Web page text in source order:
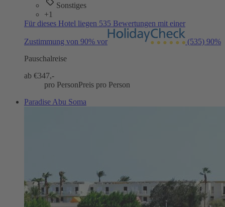
Sonstiges
+1
Für dieses Hotel liegen 535 Bewertungen mit einer
Zustimmung von 90% vor (535) 90%
Pauschalreise
ab €347,-
pro PersonPreis pro Person
Paradise Abu Soma